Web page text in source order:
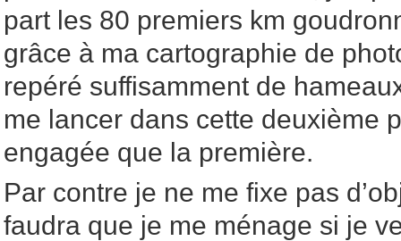
part les 80 premiers km
grâce à ma cartographie de
repéré suffisamment de
me lancer dans cette deuxième
engagée que la première.
Par contre je ne me fixe pas
faudra que je me ménage si je